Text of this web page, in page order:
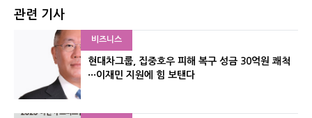
관련 기사
비즈니스
현대차그룹, 집중호우 피해 복구 성금 30억원 쾌척
···이재민 지원에 힘 보탠다